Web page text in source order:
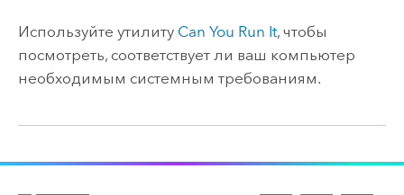
Используйте утилиту Can You Run It, чтобы
посмотреть, соответствует ли ваш компьютер
необходимым системным требованиям.